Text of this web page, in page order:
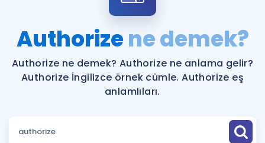
ÜYE DEĞİLİM
bekliyor!
Faydalı Araçlar
Sözlük
Hakkımızda
Authorizene demek?
Authorize ne demek? Authorize ne anlama gelir?
Authorize İngilizce örnek cümle. Authorize eş
anlamlıları.